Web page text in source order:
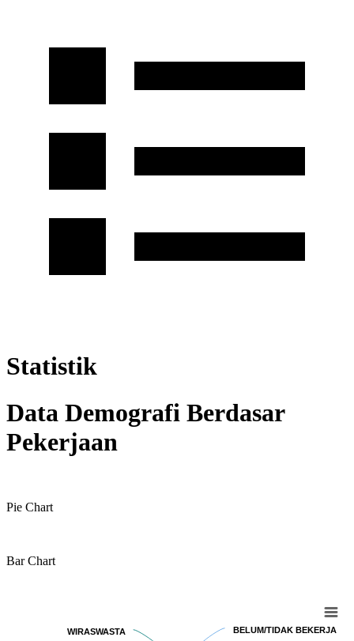
Statistik
Data Demografi Berdasar
Pekerjaan
Pie Chart
Bar Chart
BELUM/TIDAK BEKERJA
BELUM/TIDAK BEKERJA
WIRASWASTA
WIRASWASTA